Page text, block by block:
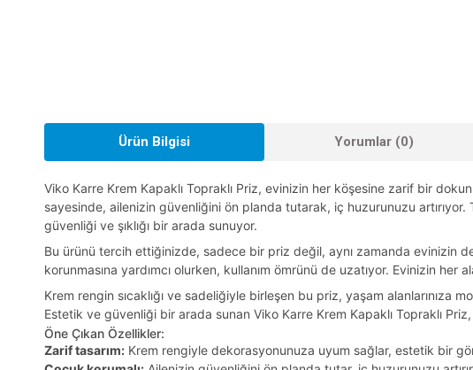
Ürün Bilgisi Yorumlar (0)
Viko Karre Krem Kapaklı Topraklı Priz, evinizin her köşesine zarif bir
sayesinde, ailenizin güvenliğini ön planda tutarak, iç huzurunuzu artırıyor.
güvenliği ve şıklığı bir arada sunuyor.
Bu ürünü tercih ettiğinizde, sadece bir priz değil, aynı zamanda evinizin
korunmasına yardımcı olurken, kullanım ömrünü de uzatıyor. Evinizin
Krem rengin sıcaklığı ve sadeliğiyle birleşen bu priz, yaşam alanlarınıza
Estetik ve güvenliği bir arada sunan Viko Karre Krem Kapaklı Topraklı
Öne Çıkan Özellikler:
Zarif tasarım: Krem rengiyle dekorasyonunuza uyum sağlar, estetik bir